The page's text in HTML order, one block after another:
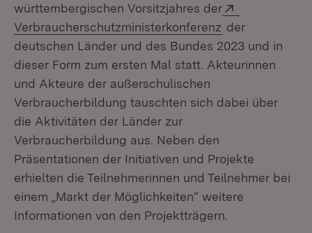
württembergischen Vorsitzjahres der
Verbraucherschutzministerkonferenz (Öffnet in
der
deutschen Länder und des Bundes 2023 und in
dieser Form zum ersten Mal statt. Akteurinnen
und Akteure der außerschulischen
Verbraucherbildung tauschten sich dabei über
die Aktivitäten der Länder zur
Verbraucherbildung aus. Neben den
Präsentationen der Initiativen und Projekte
erhielten die Teilnehmerinnen und Teilnehmer bei
einem „Markt der Möglichkeiten“ weitere
Informationen von den Projektträgern.